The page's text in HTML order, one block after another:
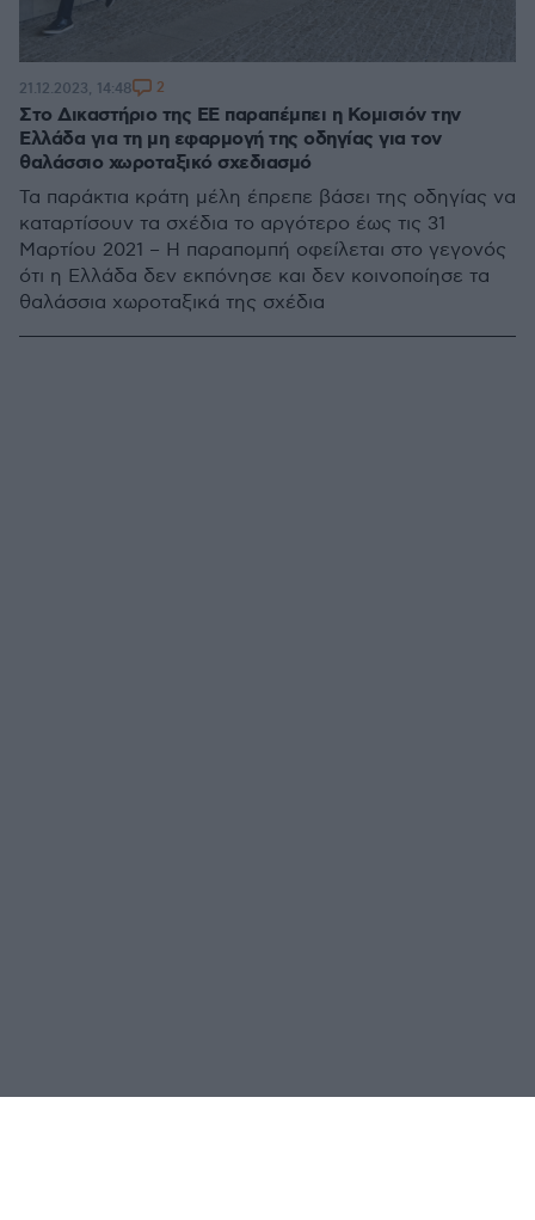
Στο Δικαστήριο της ΕΕ παραπέμπει η Κομισιόν την
Ελλάδα για τη μη εφαρμογή της οδηγίας για τον
θαλάσσιο χωροταξικό σχεδιασμό
Τα παράκτια κράτη μέλη έπρεπε βάσει της οδηγίας να
καταρτίσουν τα σχέδια το αργότερο έως τις 31
Μαρτίου 2021 – Η παραπομπή οφείλεται στο γεγονός
ότι η Ελλάδα δεν εκπόνησε και δεν κοινοποίησε τα
θαλάσσια χωροταξικά της σχέδια
21.12.2023, 14:48 2